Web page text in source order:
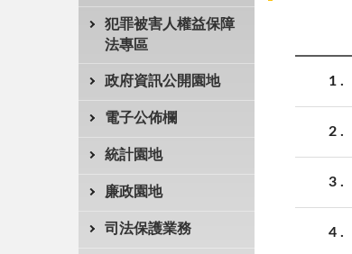
犯罪被害人權益保障
法專區
政府資訊公開園地
電子公佈欄
統計園地
廉政園地
司法保護業務
1
2
3
4